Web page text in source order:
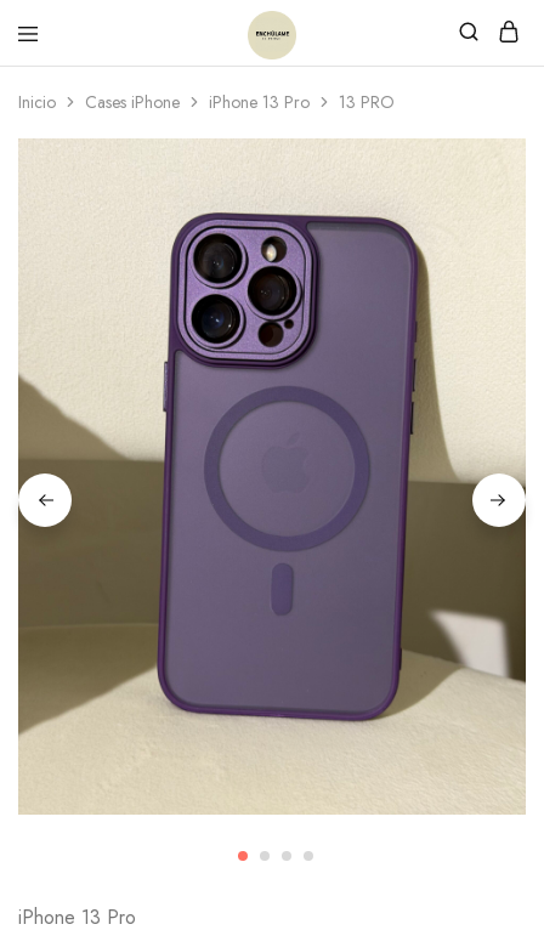
Inicio Cases iPhone iPhone 13 Pro 13 PRO
iPhone 13 Pro